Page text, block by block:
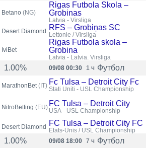
Betano (NG)
Rigas Futbola Skola –
Grobinas
Latvia - Virsliga
Desert Diamond RFS – Grobiņas SC
Lettonie / Virsliga
IviBet
Rigas Futbola skola –
Grobina
Latvia - Latvia. Virsliga
1.00% 09/08 00:30 1 ч Футбол
MarathonBet(IT) Fc Tulsa – Detroit City Fc
Stati Uniti - USL Championship
NitroBetting (EU) FC Tulsa – Detroit City
USA - USL Championship
Desert Diamond FC Tulsa – Detroit City FC
États-Unis / USL Championship
1.00% 09/08 18:00 7 ч Футбол